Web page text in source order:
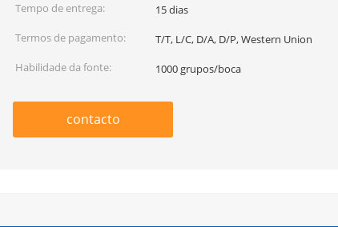
Tempo de entrega:
15 dias
Termos de pagamento:
T/T, L/C, D/A, D/P, Western Union
Habilidade da fonte:
1000 grupos/boca
contacto